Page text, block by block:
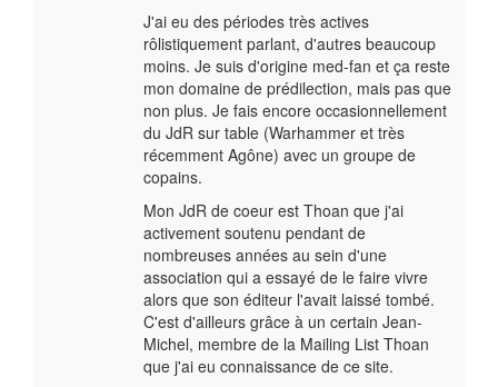
J'ai eu des périodes très actives
rôlistiquement parlant, d'autres beaucoup
moins. Je suis d'origine med-fan et ça reste
mon domaine de prédilection, mais pas que
non plus. Je fais encore occasionnellement
du JdR sur table (Warhammer et très
récemment Agône) avec un groupe de
copains.
Mon JdR de coeur est Thoan que j'ai
activement soutenu pendant de
nombreuses années au sein d'une
association qui a essayé de le faire vivre
alors que son éditeur l'avait laissé tombé.
C'est d'ailleurs grâce à un certain Jean-
Michel, membre de la Mailing List Thoan
que j'ai eu connaissance de ce site.